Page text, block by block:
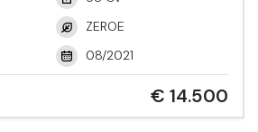
ZEROE
08/2021
€ 14.500